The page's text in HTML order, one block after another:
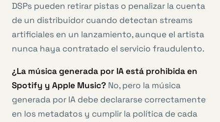
DSPs pueden retirar pistas o penalizar la cuenta
de un distribuidor cuando detectan streams
artificiales en un lanzamiento, aunque el artista
nunca haya contratado el servicio fraudulento.
¿La música generada por IA está prohibida en
Spotify y Apple Music? No, pero la música
generada por IA debe declararse correctamente
en los metadatos y cumplir la política de cada